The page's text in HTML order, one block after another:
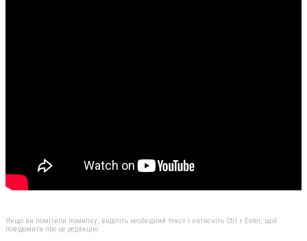
Якщо ви помітили помилку, виділіть необхідний текст і натисніть Ctrl + Enter, щоб
повідомити про це редакцію